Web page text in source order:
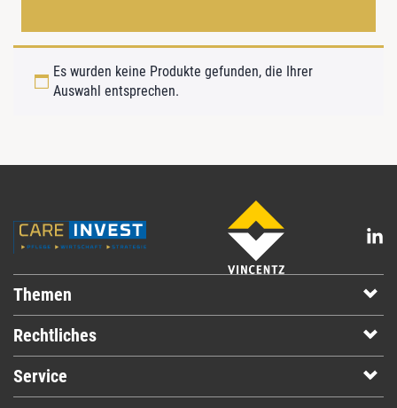
Es wurden keine Produkte gefunden, die Ihrer
Auswahl entsprechen.
Themen
Rechtliches
Service